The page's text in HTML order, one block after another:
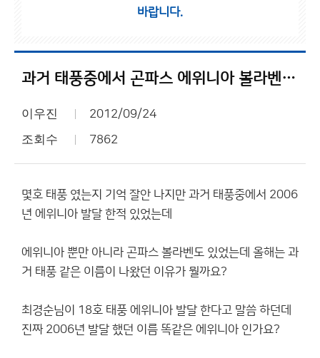
바랍니다.
과거 태풍중에서 곤파스 에위니아 볼라벤 있었는데 올해는 같은 이름 나왔던 이유는?
이우진 2012/09/24
조회수 7862
몇호 태풍 였는지 기억 잘안 나지만 과거 태풍중에서 2006
년 에위니아 발달 한적 있었는데
에위니아 뿐만 아니라 곤파스 볼라벤도 있었는데 올해는 과
거 태풍 같은 이름이 나왔던 이유가 뭘까요?
최경순님이 18호 태풍 에위니아 발달 한다고 말씀 하던데
진짜 2006년 발달 했던 이름 똑같은 에위니아 인가요?